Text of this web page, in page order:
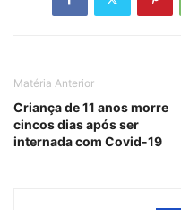
Matéria Anterior
Criança de 11 anos morre
cincos dias após ser
internada com Covid-19